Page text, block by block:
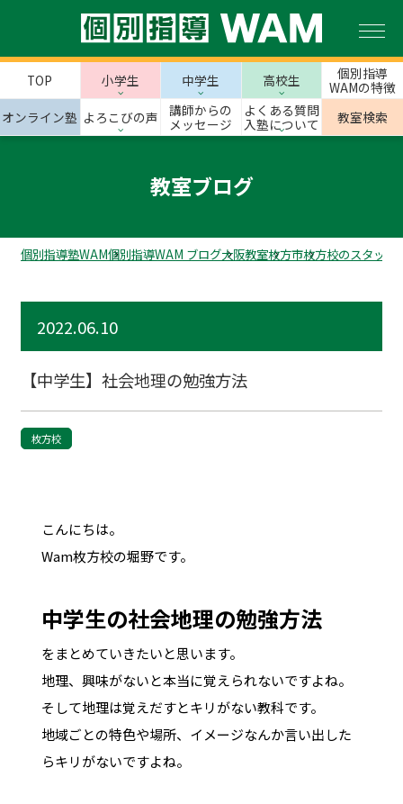
TOP 小学生 中学生 高校生
個別指導
WAMの特徴
オンライン塾 よろこびの声
講師からの
メッセージ
よくある質問
入塾について
教室検索
教室ブログ
個別指導塾WAM個別指導WAM ブログ大阪教室枚方市枚方校のスタッフ
2022.06.10
【中学生】社会地理の勉強方法
枚方校
こんにちは。
Wam枚方校の堀野です。
中学生の社会地理の勉強方法
をまとめていきたいと思います。
地理、興味がないと本当に覚えられないですよね。
そして地理は覚えだすとキリがない教科です。
地域ごとの特色や場所、イメージなんか言い出した
らキリがないですよね。